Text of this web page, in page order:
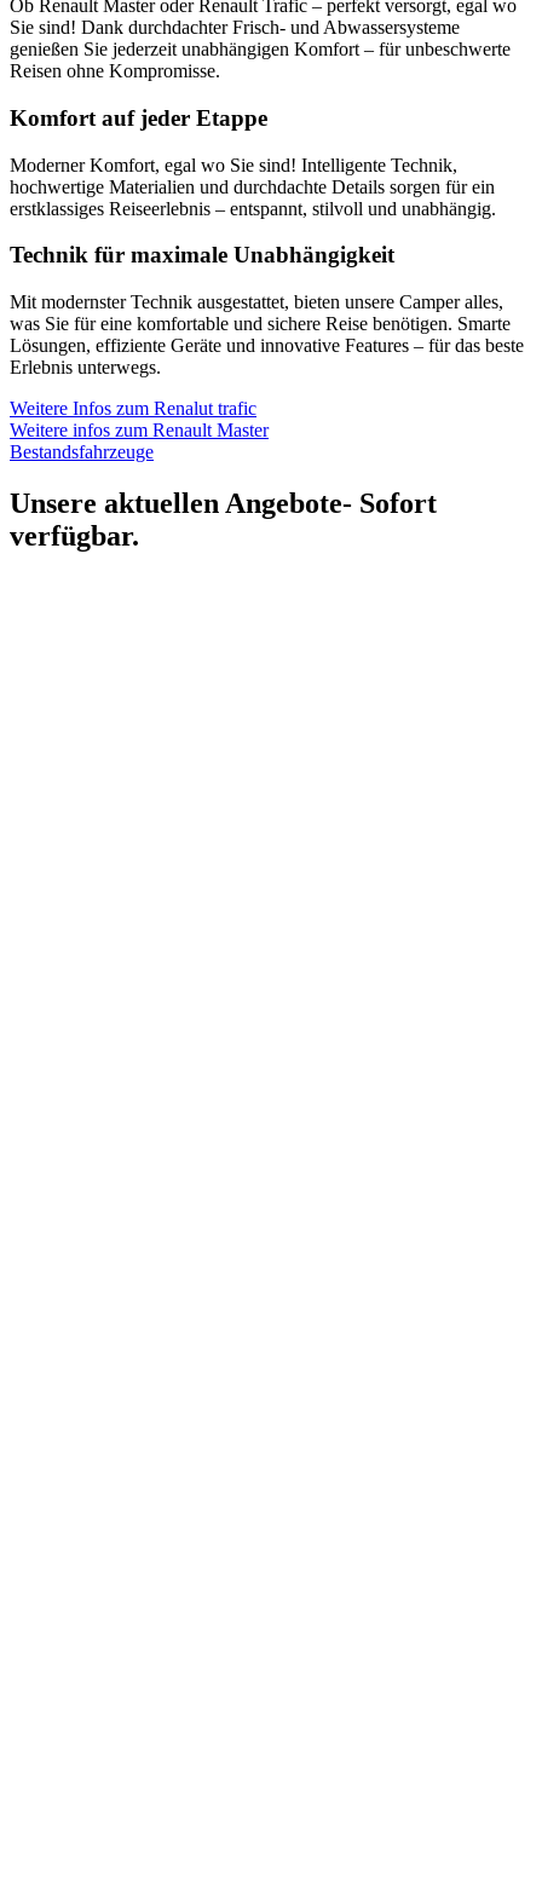
Ob Renault Master oder Renault Trafic – perfekt versorgt, egal wo
Sie sind! Dank durchdachter Frisch- und Abwassersysteme
genießen Sie jederzeit unabhängigen Komfort – für unbeschwerte
Reisen ohne Kompromisse.
Komfort auf jeder Etappe
Moderner Komfort, egal wo Sie sind! Intelligente Technik,
hochwertige Materialien und durchdachte Details sorgen für ein
erstklassiges Reiseerlebnis – entspannt, stilvoll und unabhängig.
Technik für maximale Unabhängigkeit
Mit modernster Technik ausgestattet, bieten unsere Camper alles,
was Sie für eine komfortable und sichere Reise benötigen. Smarte
Lösungen, effiziente Geräte und innovative Features – für das beste
Erlebnis unterwegs.
Weitere Infos zum Renalut trafic
Weitere infos zum Renault Master
Bestandsfahrzeuge
Unsere aktuellen Angebote- Sofort
verfügbar.